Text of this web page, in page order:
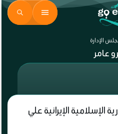
الإدارة
عامر
الإسلامية الإيرانية علي